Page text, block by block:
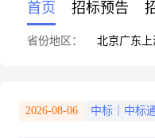
首页 招标预告
省份地区： 北京广东
2026-08-06 中标｜中标